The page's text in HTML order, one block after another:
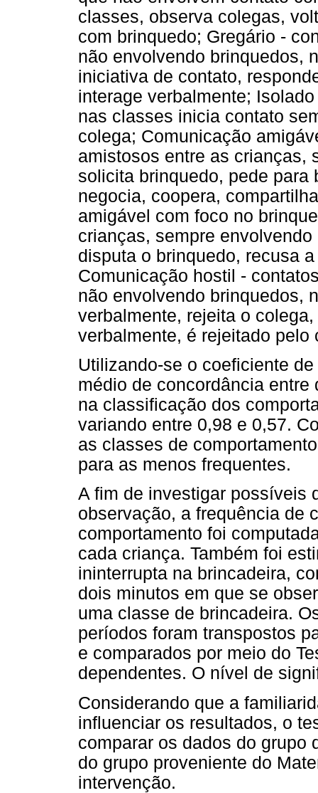
classes, observa colegas,
com brinquedo; Gregário -
não envolvendo brinquedos,
iniciativa de contato,
interage verbalmente;
nas classes inicia contato
colega; Comunicação
amistosos entre as crianças,
solicita brinquedo, pede para
negocia, coopera,
amigável com foco no
crianças, sempre
disputa o brinquedo, recusa
Comunicação hostil -
não envolvendo brinquedos,
verbalmente, rejeita o
verbalmente, é rejeitado pelo
Utilizando-se o coeficiente
médio de concordância
na classificação dos
variando entre 0,98 e 0,57.
as classes de
para as menos frequentes.
A fim de investigar possíveis
observação, a frequência de
comportamento foi
cada criança. Também foi
ininterrupta na brincadeira,
dois minutos em que se
uma classe de brincadeira.
períodos foram transpostos
e comparados por meio do
dependentes. O nível de
Considerando que a
influenciar os resultados, o
comparar os dados do grupo
do grupo proveniente do
intervenção.